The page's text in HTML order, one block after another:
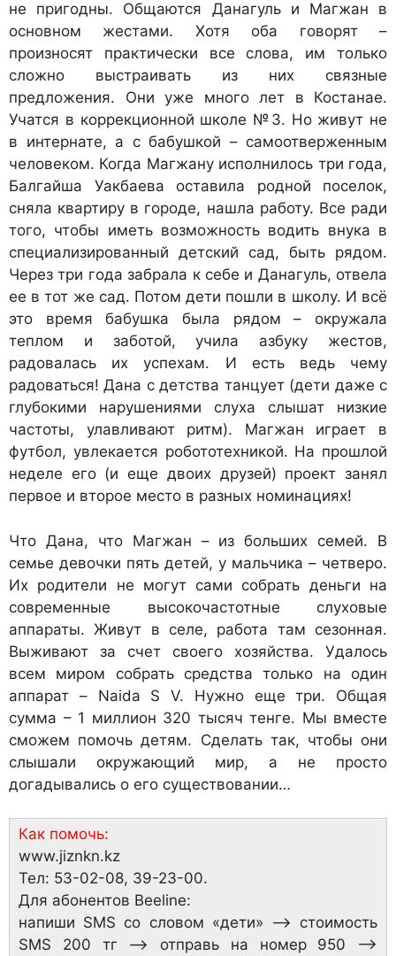
не пригодны. Общаются Данагуль и Магжан в
основном жестами. Хотя оба говорят –
произносят практически все слова, им только
сложно выстраивать из них связные
предложения. Они уже много лет в Костанае.
Учатся в коррекционной школе №3. Но живут не
в интернате, а с бабушкой – самоотверженным
человеком. Когда Магжану исполнилось три года,
Балгайша Уакбаева оставила родной поселок,
сняла квартиру в городе, нашла работу. Все ради
того, чтобы иметь возможность водить внука в
специализированный детский сад, быть рядом.
Через три года забрала к себе и Данагуль, отвела
ее в тот же сад. Потом дети пошли в школу. И всё
это время бабушка была рядом – окружала
теплом и заботой, учила азбуку жестов,
радовалась их успехам. И есть ведь чему
радоваться! Дана с детства танцует (дети даже с
глубокими нарушениями слуха слышат низкие
частоты, улавливают ритм). Магжан играет в
футбол, увлекается робототехникой. На прошлой
неделе его (и еще двоих друзей) проект занял
первое и второе место в разных номинациях!
Что Дана, что Магжан – из больших семей. В
семье девочки пять детей, у мальчика – четверо.
Их родители не могут сами собрать деньги на
современные высокочастотные слуховые
аппараты. Живут в селе, работа там сезонная.
Выживают за счет своего хозяйства. Удалось
всем миром собрать средства только на один
аппарат – Naida S V. Нужно еще три. Общая
сумма – 1 миллион 320 тысяч тенге. Мы вместе
сможем помочь детям. Сделать так, чтобы они
слышали окружающий мир, а не просто
догадывались о его существовании…
Как помочь:
www.jiznkn.kz
Тел: 53-02-08, 39-23-00.
Для абонентов Beeline:
напиши SMS со словом «дети» –> стоимость
SMS 200 тг –> отправь на номер 950 –>